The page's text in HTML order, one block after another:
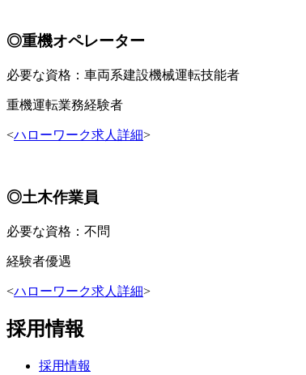
◎重機オペレーター
必要な資格：車両系建設機械運転技能者
重機運転業務経験者
<ハローワーク求人詳細>
◎土木作業員
必要な資格：不問
経験者優遇
<ハローワーク求人詳細>
採用情報
採用情報